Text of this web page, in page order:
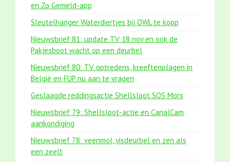
en Zo Gemeld-app
Sleutelhanger Waterdiertjes bij OWL te koop
Nieuwsbrief 81: update TV 18 nov en ook de
Pakjesboot wacht op een deurbel
Nieuwsbrief 80: TV optredens, kreeftenplagen in
België en FUP nu aan te vragen
Geslaagde reddingsactie Shellsloot SOS Mors
Nieuwsbrief 79: Shellsloot-actie en CanalCam
aankondiging
Nieuwsbrief 78: veenmol, visdeurbel en zen als
een zeelt